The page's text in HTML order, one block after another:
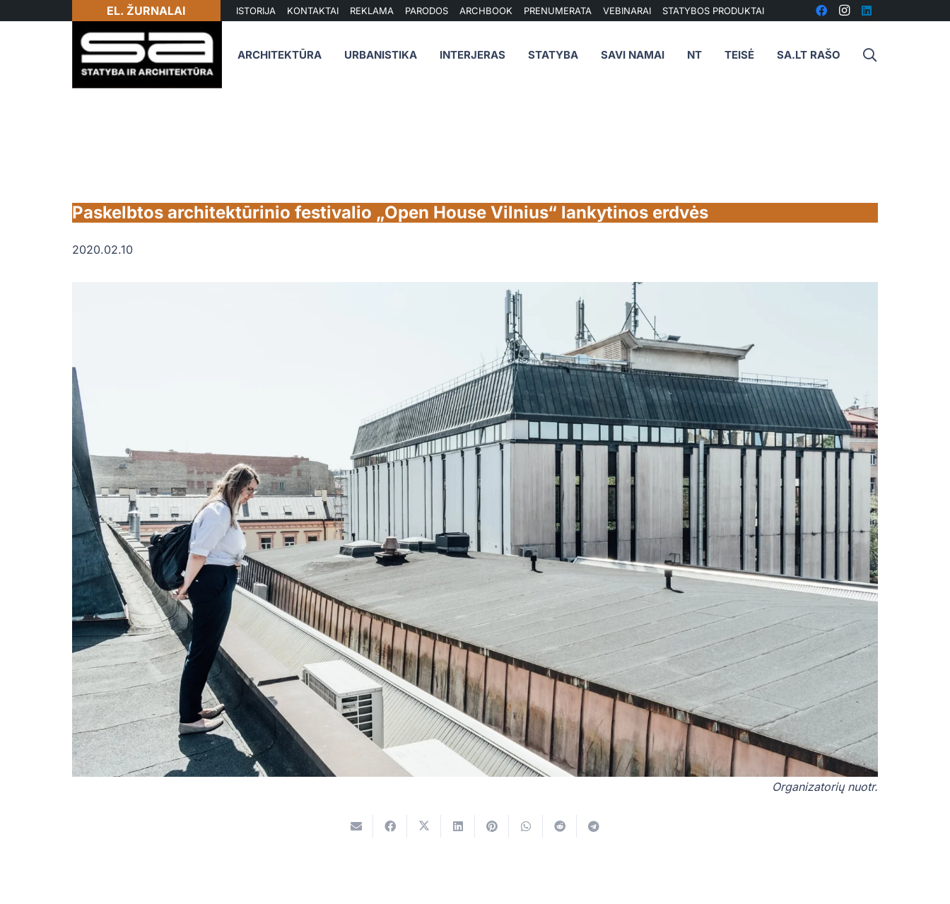
EL. ŽURNALAI ISTORIJA KONTAKTAI REKLAMA PARODOS ARCHBOOK PRENUMERATA VEBINARAI STATYBOS PRODUKTAI
ARCHITEKTŪRA URBANISTIKA INTERJERAS STATYBA SAVI NAMAI NT TEISĖ SA.LT RAŠO
Paskelbtos architektūrinio festivalio „Open House Vilnius“ lankytinos erdvės
2020.02.10
Organizatorių nuotr.